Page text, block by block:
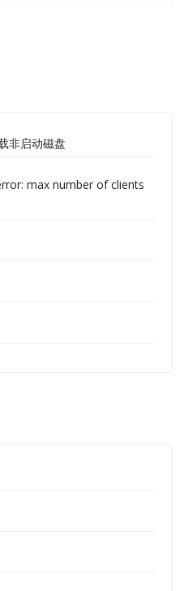
非启动磁盘
max number of clients